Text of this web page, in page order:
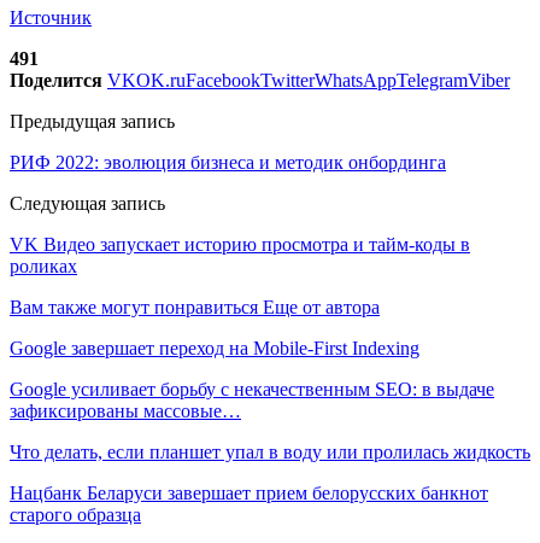
Источник
491
Поделится VKOK.ruFacebookTwitterWhatsAppTelegramViber
Предыдущая запись
РИФ 2022: эволюция бизнеса и методик онбординга
Следующая запись
VK Видео запускает историю просмотра и тайм-коды в
роликах
Вам также могут понравиться Еще от автора
Google завершает переход на Mobile-First Indexing
Google усиливает борьбу с некачественным SEO: в выдаче
зафиксированы массовые…
Что делать, если планшет упал в воду или пролилась жидкость
Нацбанк Беларуси завершает прием белорусских банкнот
старого образца